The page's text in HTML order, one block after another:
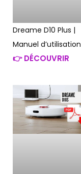
Dreame D10 Plus |
Manuel d’utilisation
👉 DÉCOUVRIR